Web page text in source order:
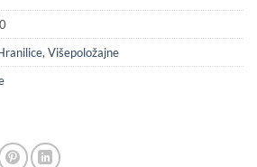
,Višepoložajne